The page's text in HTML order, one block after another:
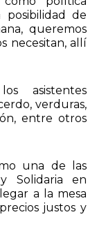
posibilidad de
queremos
necesitan, allí
asistentes
verduras,
entre otros
una de las
Solidaria en
a la mesa
justos y